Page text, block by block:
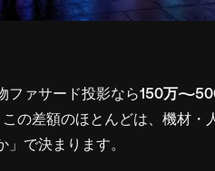
ファサード投影なら150万〜
この差額のほとんどは、機材・
」で決まります。